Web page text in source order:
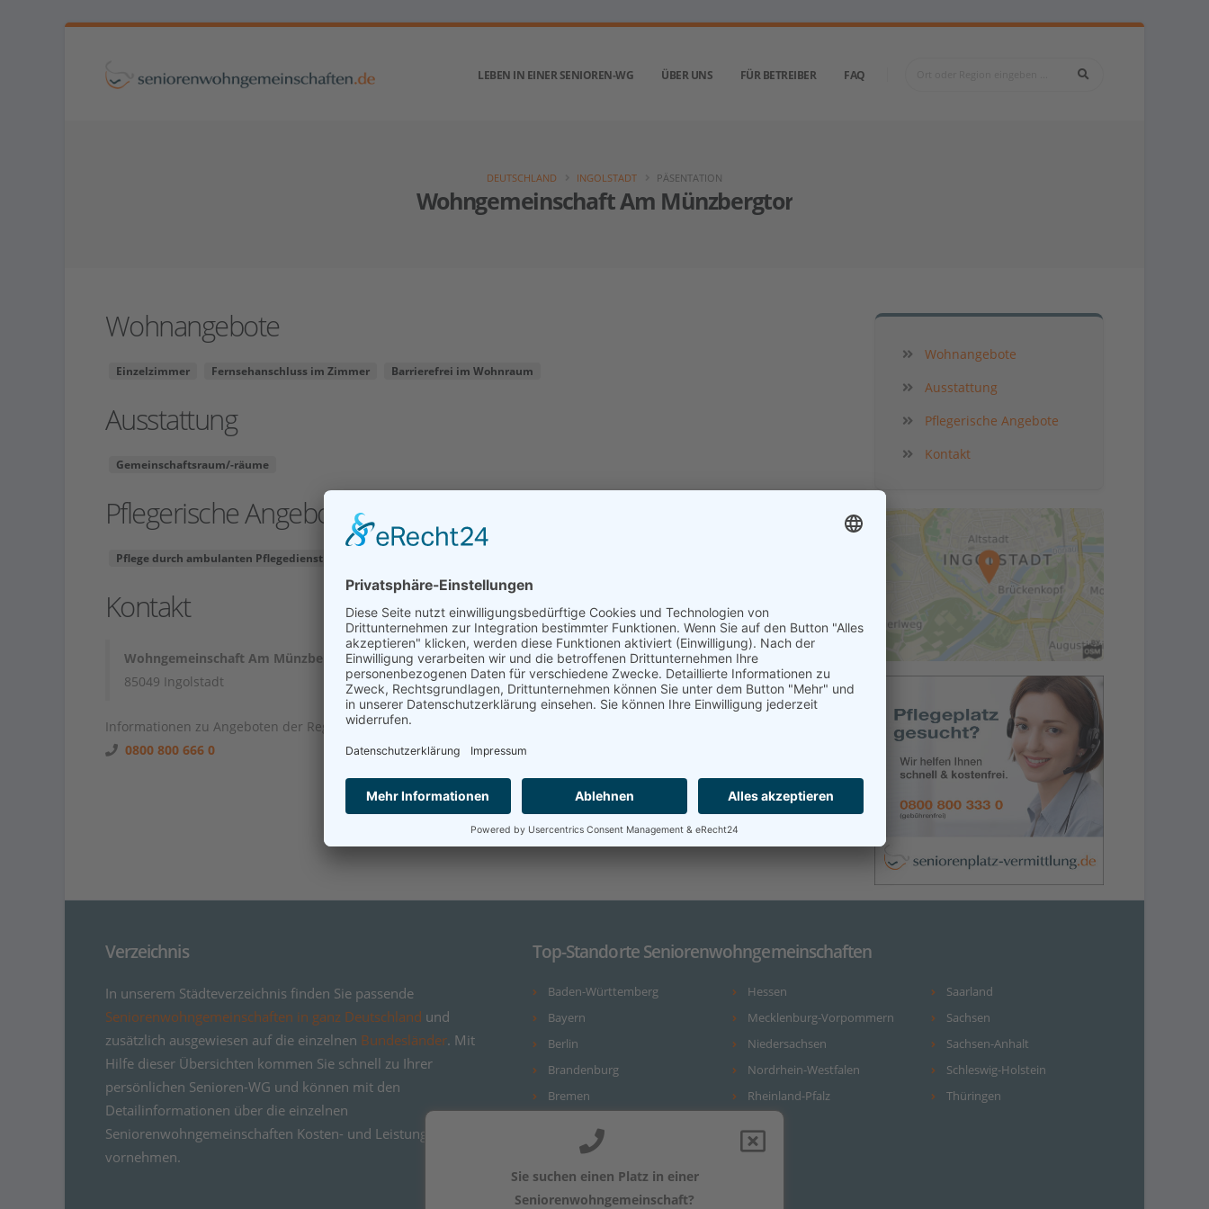
LEBEN IN EINER SENIOREN-WG ÜBER UNS FÜR BETREIBER FAQ
Wohngemeinschaft Am Münzbergtor
DEUTSCHLAND INGOLSTADT PÄSENTATION
Wohnangebote
Einzelzimmer Fernsehanschluss im Zimmer Barrierefrei im Wohnraum
Ausstattung
Gemeinschaftsraum/-räume
Pflegerische Angebote
Pflege durch ambulanten Pflegedienst
Kontakt
Wohngemeinschaft Am Münzbergtor
85049 Ingolstadt
Informationen zu Angeboten der Region unter
0800 800 666 0
Hier sind die aktuellen Informationen zu
Seniorenwohngemeinschaften und freien Zimmern in der
Region. Kompakt!
Wohnangebote
Ausstattung
Pflegerische Angebote
Kontakt
Verzeichnis
In unserem Städteverzeichnis finden Sie passende
Seniorenwohngemeinschaften in ganz Deutschland und
zusätzlich ausgewiesen auf die einzelnen Bundesländer. Mit
Hilfe dieser Übersichten kommen Sie schnell zu Ihrer
persönlichen Senioren-WG und können mit den
Detailinformationen über die einzelnen
Seniorenwohngemeinschaften Kosten- und Leistungsvergleiche
vornehmen.
Top-Standorte Seniorenwohngemeinschaften
Baden-Württemberg
Bayern
Berlin
Brandenburg
Bremen
Hessen
Mecklenburg-Vorpommern
Niedersachsen
Nordrhein-Westfalen
Rheinland-Pfalz
Saarland
Sachsen
Sachsen-Anhalt
Schleswig-Holstein
Thüringen
Sie suchen einen Platz in einer
Seniorenwohngemeinschaft?